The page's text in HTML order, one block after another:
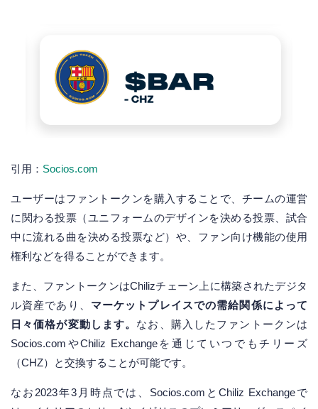
引用： Socios.com
ユーザーはファントークンを購入することで、チームの運営
に関わる投票（ユニフォームのデザインを決める投票、試合
中に流れる曲を決める投票など）や、ファン向け機能の使用
権利などを得ることができます。
また、ファントークンはChilizチェーン上に構築されたデジタ
ル資産であり、 マーケットプレイスでの需給関係によって
日々価格が変動します。 なお、購入したファントークンは
Socios.comやChiliz Exchangeを通じていつでもチリーズ
（CHZ）と交換することが可能です。
なお2023年3月時点では、Socios.comとChiliz Exchangeで